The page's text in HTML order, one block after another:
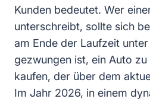
Kunden bedeutet. Wer
unterschreibt, sollte sich
am Ende der Laufzeit
gezwungen ist, ein Auto
kaufen, der über dem
Im Jahr 2026, in einem